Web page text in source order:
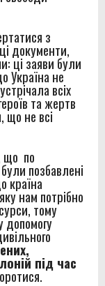
з
документи,
ці заяви були
Україна не
всіх
та жертв
що не всі
що по
позбавлені
країна
нам потрібно
тому
допомогу
під час